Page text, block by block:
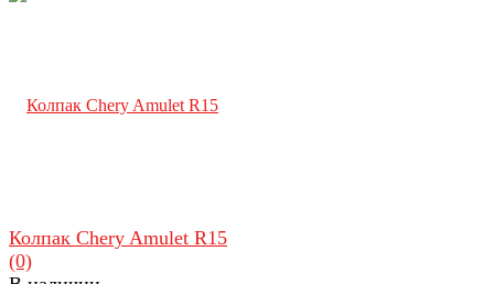
Колпак Chery Amulet R15
(0)